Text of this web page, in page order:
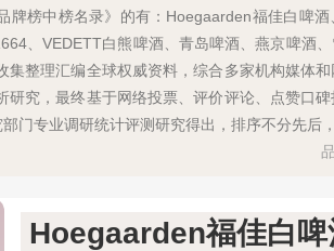
牌榜中榜名录》的有：Hoegaarden福佳白啤
、VEDETT白熊啤酒、青岛啤酒、燕京啤酒
集整理汇编全球权威资料，综合多家机构媒体
研究，最终基于网络投票、评价评论、点赞口
门专业调研统计评测研究得出，排序不分先后
Hoegaarden福佳白啤